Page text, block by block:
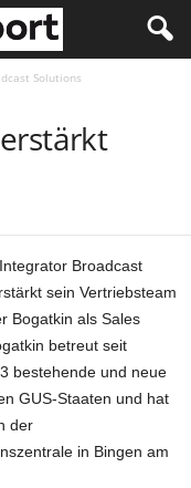
Solutions
Broadcast
sein Vertriebsteam
Bogatkin als Sales
betreut seit
bestehende und neue
GUS-Staaten und hat
der
in Bingen am